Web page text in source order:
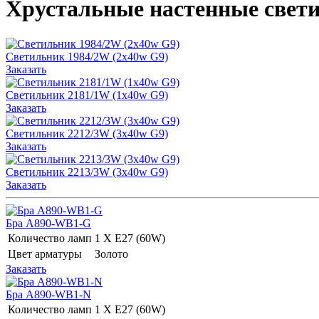
Хрустальные настенные
Светильник 1984/2W (2х40w G9)
Заказать
Светильник 2181/1W (1х40w G9)
Заказать
Светильник 2212/3W (3х40w G9)
Заказать
Светильник 2213/3W (3х40w G9)
Заказать
Бра A890-WB1-G
Количество ламп 1 Х E27 (60W)
Цвет арматуры
Золото
Заказать
Бра A890-WB1-N
Количество ламп 1 Х E27 (60W)